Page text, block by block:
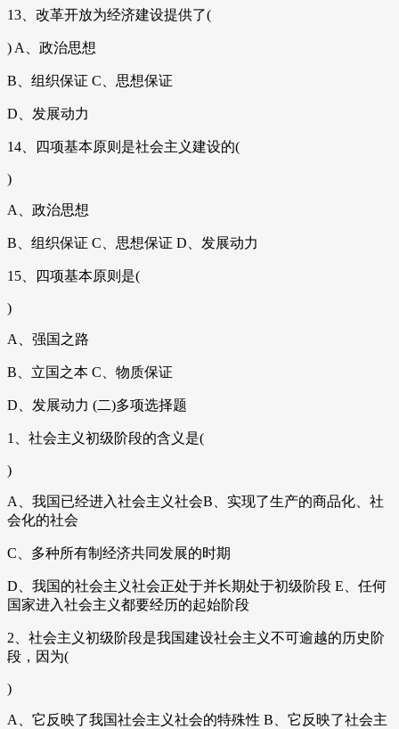
13、改革开放为经济建设提供了(
) A、政治思想
B、组织保证 C、思想保证
D、发展动力
14、四项基本原则是社会主义建设的(
)
A、政治思想
B、组织保证 C、思想保证 D、发展动力
15、四项基本原则是(
)
A、强国之路
B、立国之本 C、物质保证
D、发展动力 (二)多项选择题
1、社会主义初级阶段的含义是(
)
A、我国已经进入社会主义社会B、实现了生产的商品化、社
会化的社会
C、多种所有制经济共同发展的时期
D、我国的社会主义社会正处于并长期处于初级阶段 E、任何
国家进入社会主义都要经历的起始阶段
2、社会主义初级阶段是我国建设社会主义不可逾越的历史阶
段，因为(
)
A、它反映了我国社会主义社会的特殊性 B、它反映了社会主